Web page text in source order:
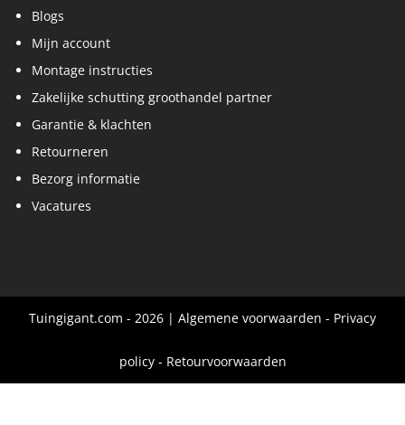
Blogs
Mijn account
Montage instructies
Zakelijke schutting groothandel partner
Garantie & klachten
Retourneren
Bezorg informatie
Vacatures
Tuingigant.com - 2026 | Algemene voorwaarden - Privacy
policy- Retourvoorwaarden